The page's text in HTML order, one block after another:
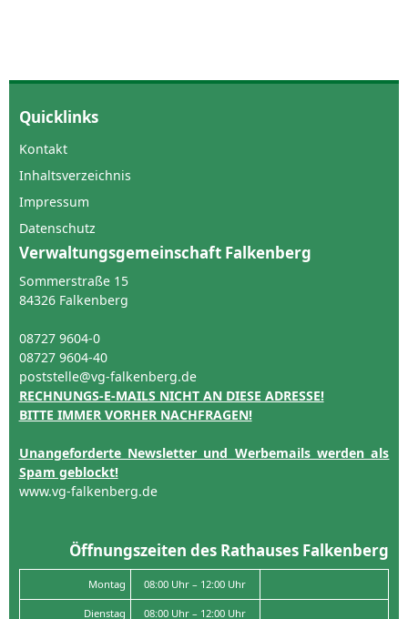
Quicklinks
Kontakt
Inhaltsverzeichnis
Impressum
Datenschutz
Verwaltungsgemeinschaft Falkenberg
Sommerstraße 15
84326 Falkenberg
08727 9604-0
08727 9604-40
poststelle@vg-falkenberg.de
RECHNUNGS-E-MAILS NICHT AN DIESE ADRESSE!
BITTE IMMER VORHER NACHFRAGEN!
Unangeforderte Newsletter und Werbemails werden als
Spam geblockt!
www.vg-falkenberg.de
Öffnungszeiten des Rathauses Falkenberg
Montag 08:00 Uhr – 12:00 Uhr
Dienstag 08:00 Uhr – 12:00 Uhr